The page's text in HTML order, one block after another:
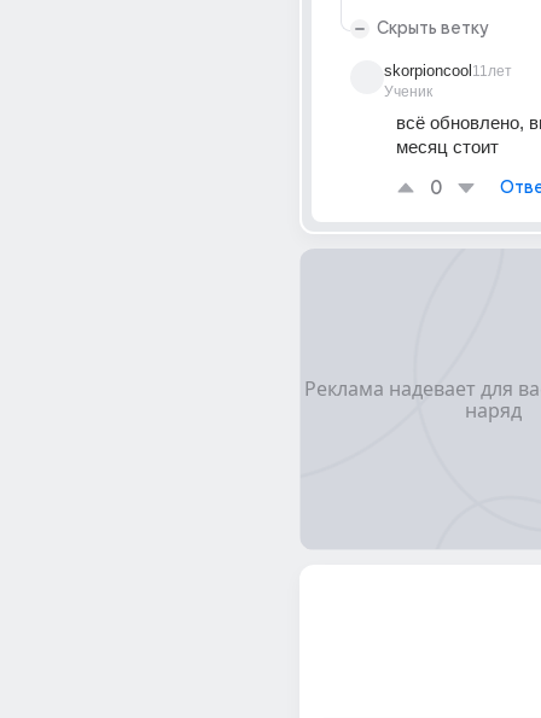
Скрыть ветку
skorpioncool
Ученик
11лет
всё обновлено,
месяц стоит
0